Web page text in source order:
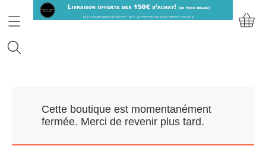
Prendre RDV
Nos Marques
Cette boutique est momentanément
fermée. Merci de revenir plus tard.